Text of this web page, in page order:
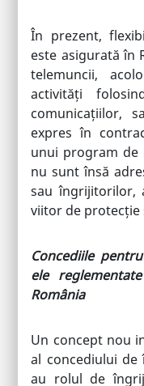
În prezent,
este asigurată în
telemuncii,
activități
comunicațiilor,
expres în
unui program de
nu sunt însă
sau îngrijitorilor,
viitor de protecție
Concediile
ele
România
Un concept nou
al concediului
au rolul de